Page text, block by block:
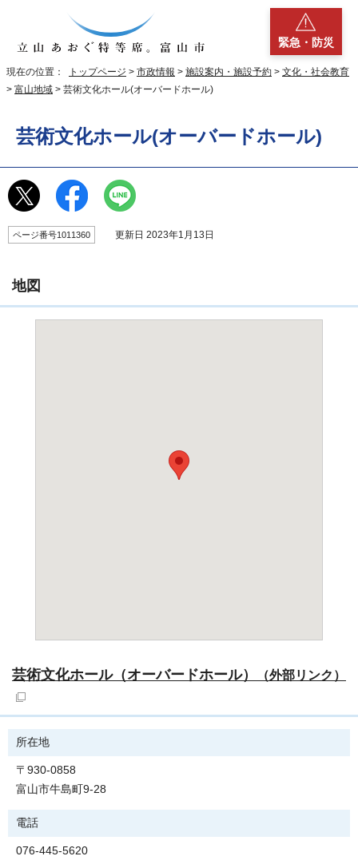
緊急・防災
現在の位置： トップページ > 市政情報 > 施設案内・施設予約 > 文化・社会教育
> 富山地域 > 芸術文化ホール(オーバードホール)
芸術文化ホール(オーバードホール)
ページ番号1011360 更新日 2023年1月13日
地図
芸術文化ホール（オーバードホール） （外部リンク）
所在地
〒930-0858
富山市牛島町9-28
電話
076-445-5620